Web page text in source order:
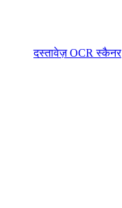
दस्तावेज़ OCR स्कैनर